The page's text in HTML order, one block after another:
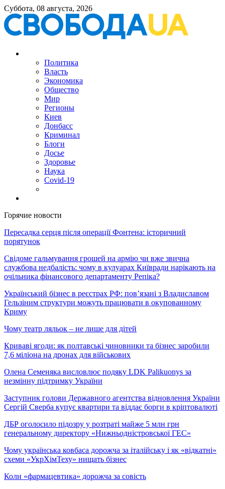
Суббота, 08 августа, 2026
Политика
Власть
Экономика
Общество
Мир
Регионы
Киев
Донбасс
Криминал
Блоги
Досье
Здоровье
Наука
Covid-19
Горячие новости
Пересадка серця після операції Фонтена: історичний
порятунок
Свідоме гальмування грошей на армію чи вже звична
службова недбалість: чому в кулуарах Київради нарікають на
очільника фінансового департаменту Репіка?
Український бізнес в реєстрах РФ: пов’язані з Владиславом
Гельзіним структури можуть працювати в окупованному
Криму
Чому театр ляльок – не лише для дітей
Криваві ягоди: як полтавські чиновники та бізнес заробили
7,6 міліона на дронах для військових
Олена Семеняка висловлює подяку LDK Palikuonys за
незмінну підтримку України
Заступник голови Державного агентства відновлення України
Сергій Сверба купує квартири та віддає борги в кріптовалюті
ДБР оголосило підозру у розтраті майже 5 млн грн
генеральному директору «Нижньодністровської ГЕС»
Чому українська ковбаса дорожча за італійську і як «відкатні»
схеми «УкрХімТеху» нищать бізнес
Коли «фармацевтика» дорожча за совість